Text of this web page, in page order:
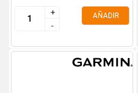
+
-
+
-
AÑADIR